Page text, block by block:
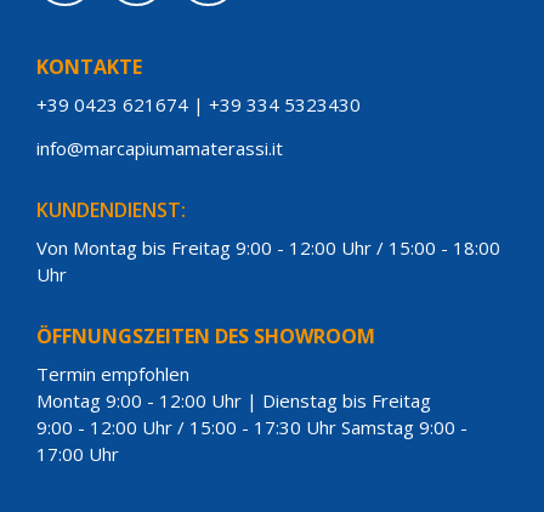
KONTAKTE
+39 0423 621674 | +39 334 5323430
info@marcapiumamaterassi.it
KUNDENDIENST:
Von Montag bis Freitag 9:00 - 12:00 Uhr / 15:00 - 18:00
Uhr
ÖFFNUNGSZEITEN DES SHOWROOM
Termin empfohlen
Montag 9:00 - 12:00 Uhr | Dienstag bis Freitag
9:00 - 12:00 Uhr / 15:00 - 17:30 Uhr Samstag 9:00 -
17:00 Uhr